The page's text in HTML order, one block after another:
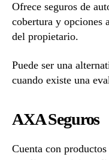
Ofrece seguros de
cobertura y opciones
del propietario.
Puede ser una
cuando existe una
AXA Seguros
Cuenta con